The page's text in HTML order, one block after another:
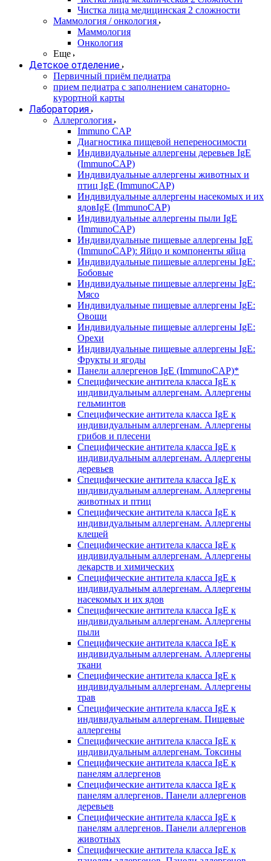
Чистка лица медицинская 2 сложности
Маммология / онкология
Маммология
Онкология
Еще
Детское отделение
Первичный приём педиатра
прием педиатра с заполнением санаторно-
курортной карты
Лаборатория
Аллергология
Immuno CAP
Диагностика пищевой непереносимости
Индивидуальные аллергены деревьев IgE
(ImmunoCAP)
Индивидуальные аллергены животных и
птиц IgE (ImmunoCAP)
Индивидуальные аллергены насекомых и их
ядовIgE (ImmunoCAP)
Индивидуальные аллергены пыли IgE
(ImmunoCAP)
Индивидуальные пищевые аллергены IgE
(ImmunoCAP): Яйцо и компоненты яйца
Индивидуальные пищевые аллергены IgE:
Бобовые
Индивидуальные пищевые аллергены IgE:
Мясо
Индивидуальные пищевые аллергены IgE:
Овощи
Индивидуальные пищевые аллергены IgE:
Орехи
Индивидуальные пищевые аллергены IgE:
Фрукты и ягоды
Панели аллергенов IgE (ImmunoCAP)*
Специфические антитела класса IgE к
индивидуальным аллергенам. Аллергены
гельминтов
Специфические антитела класса IgE к
индивидуальным аллергенам. Аллергены
грибов и плесени
Специфические антитела класса IgE к
индивидуальным аллергенам. Аллергены
деревьев
Специфические антитела класса IgE к
индивидуальным аллергенам. Аллергены
животных и птиц
Специфические антитела класса IgE к
индивидуальным аллергенам. Аллергены
клещей
Специфические антитела класса IgE к
индивидуальным аллергенам. Аллергены
лекарств и химических
Специфические антитела класса IgE к
индивидуальным аллергенам. Аллергены
насекомых и их ядов
Специфические антитела класса IgE к
индивидуальным аллергенам. Аллергены
пыли
Специфические антитела класса IgE к
индивидуальным аллергенам. Аллергены
ткани
Специфические антитела класса IgE к
индивидуальным аллергенам. Аллергены
трав
Специфические антитела класса IgE к
индивидуальным аллергенам. Пищевые
аллергены
Специфические антитела класса IgE к
индивидуальным аллергенам. Токсины
Специфические антитела класса IgE к
панелям аллергенов
Специфические антитела класса IgE к
панелям аллергенов. Панели аллергенов
деревьев
Специфические антитела класса IgE к
панелям аллергенов. Панели аллергенов
животных
Специфические антитела класса IgE к